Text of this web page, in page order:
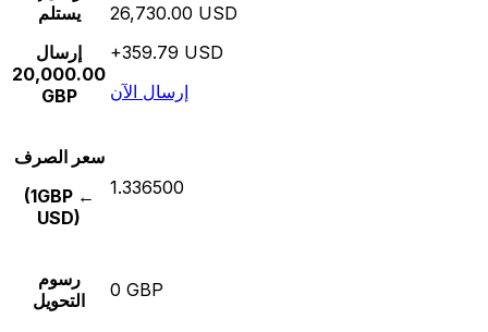
يستلم
إرسال
20,000.00
GBP
26,730.00 USD
+359.79 USD
إرسال الآن
سعر الصرف
(1GBP ←
USD)
1.336500
رسوم
التحويل
0 GBP